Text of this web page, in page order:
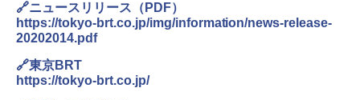
🔗ニュースリリース（PDF）
https://tokyo-brt.co.jp/img/information/news-release-
20202014.pdf
🔗東京BRT
https://tokyo-brt.co.jp/